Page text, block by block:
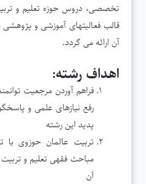
تخصصی، دروس حوزه تعلیم و
قالب فعالیتهای آموزشی و پژوهشی
آن ارائه می گردد.
اهداف رشته:
فراهم آوردن مرجعیت
رفع نیازهای علمی و
پدید این رشته
تربیت عالمان حوزوی با
مباحث فقهی تعلیم و
آن